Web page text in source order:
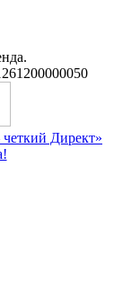
Директ»